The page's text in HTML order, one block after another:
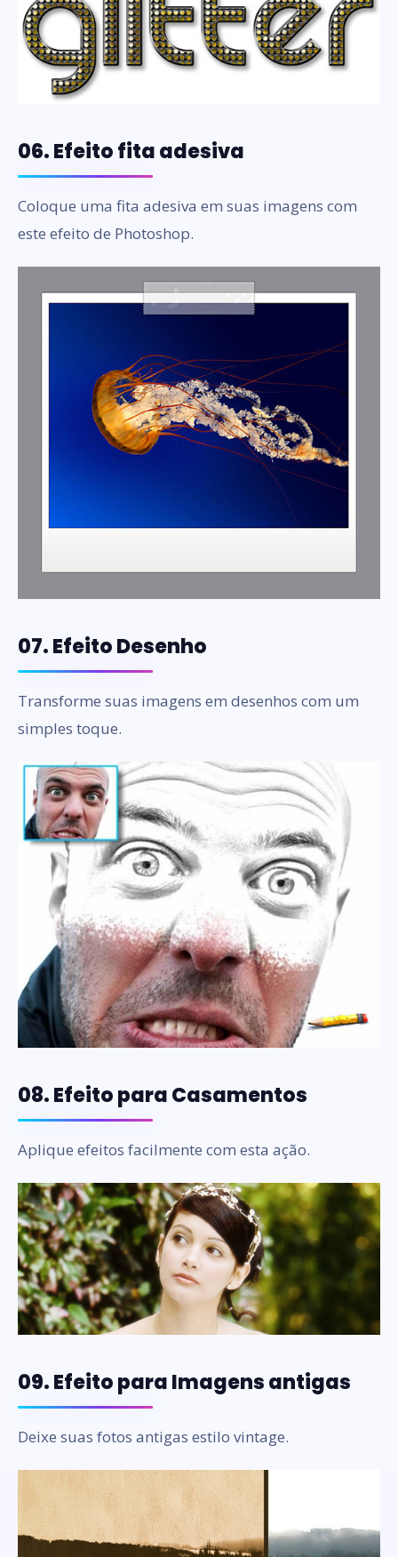
06. Efeito fita adesiva
Coloque uma fita adesiva em suas imagens com
este efeito de Photoshop.
07. Efeito Desenho
Transforme suas imagens em desenhos com um
simples toque.
08. Efeito para Casamentos
Aplique efeitos facilmente com esta ação.
09. Efeito para Imagens antigas
Deixe suas fotos antigas estilo vintage.